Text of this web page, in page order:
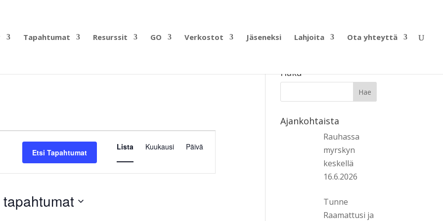
Tapahtumat Resurssit GO Verkostot Jäseneksi Lahjoita Ota yhteyttä
Etsi Tapahtumat
Tapahtuma
Views
Lista Kuukausi Päivä
tapahtumat
Haku
Ajankohtaista
Rauhassa
myrskyn
keskellä
16.6.2026
Tunne
Raamattusi ja